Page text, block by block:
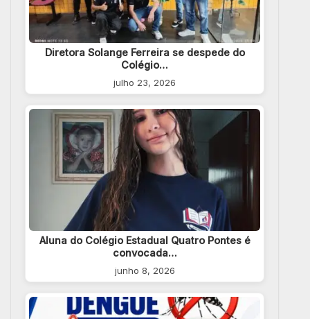
Diretora Solange Ferreira se despede do
Colégio…
julho 23, 2026
Aluna do Colégio Estadual Quatro Pontes é
convocada…
junho 8, 2026